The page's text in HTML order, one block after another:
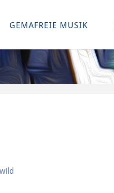
GEMAFREIE MUSIK
wild